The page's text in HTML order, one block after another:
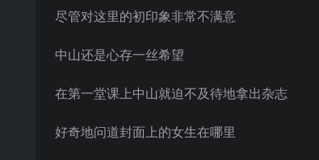
尽管对这里的初印象非常不满意
中山还是心存一丝希望
在第一堂课上中山就迫不及待地拿出杂志
好奇地问道封面上的女生在哪里